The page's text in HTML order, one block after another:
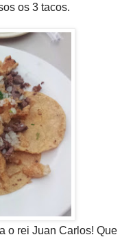
os 3 tacos.
o rei Juan Carlos! Que